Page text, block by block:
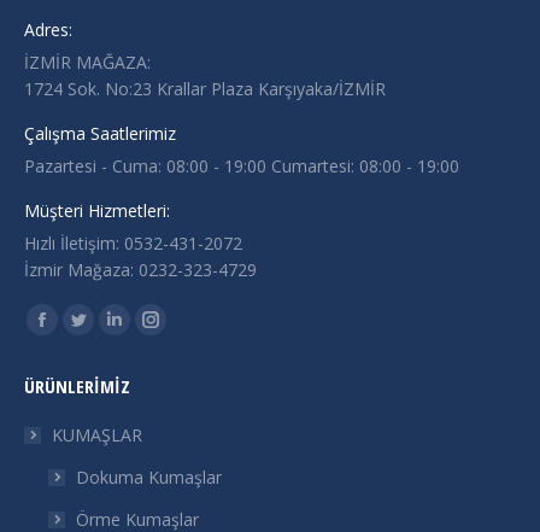
Adres:
İZMİR MAĞAZA:
1724 Sok. No:23 Krallar Plaza Karşıyaka/İZMİR
Çalışma Saatlerimiz
Pazartesi - Cuma: 08:00 - 19:00 Cumartesi: 08:00 - 19:00
Müşteri Hizmetleri:
Hızlı İletişim: 0532-431-2072
İzmir Mağaza: 0232-323-4729
Find us on:
Facebook
opens
window
Twitter
opens
in
window
Linkedin
opens
in
window
Instagram
window
ÜRÜNLERIMIZ
KUMAŞLAR
Dokuma Kumaşlar
Örme Kumaşlar